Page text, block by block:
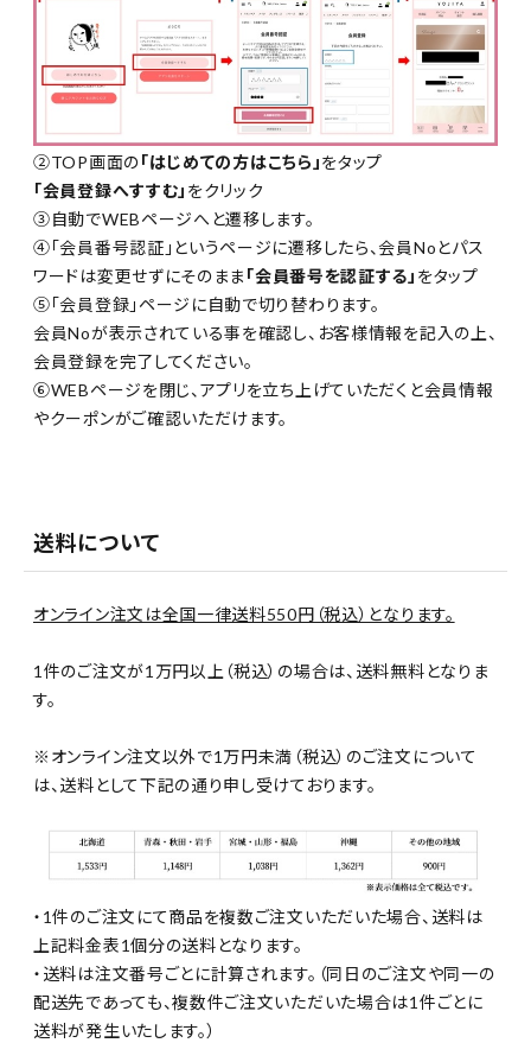
②TOP画面の「はじめての方はこちら」をタップ
「会員登録へすすむ」 をクリック
③自動でWEBページへと遷移します。
④「会員番号認証」というページに遷移したら、会員Noとパス
ワードは変更せずにそのまま 「会員番号を認証する」 をタップ
⑤「会員登録」ページに自動で切り替わります。
会員Noが表示されている事を確認し、お客様情報を記入の上、
会員登録を完了してください。
⑥WEBページを閉じ、アプリを立ち上げていただくと会員情報
やクーポンがご確認いただけます。
送料について
オンライン注文は全国一律送料550円（税込）となります。
1件のご注文が1万円以上（税込）の場合は、送料無料となりま
す。
※オンライン注文以外で1万円未満（税込）のご注文について
は、送料として下記の通り申し受けております。
・1件のご注文にて商品を複数ご注文いただいた場合、送料は
上記料金表1個分の送料となります。
・送料は注文番号ごとに計算されます。（同日のご注文や同一の
配送先であっても、複数件ご注文いただいた場合は1件ごとに
送料が発生いたします。）